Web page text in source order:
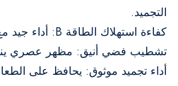
التجميد.
كفاءة استهلاك الطاقة B: أداء جيد مع استهلاك كهرباء متوازن.
تشطيب فضي أنيق: مظهر عصري
أداء تجميد موثوق: يحافظ على